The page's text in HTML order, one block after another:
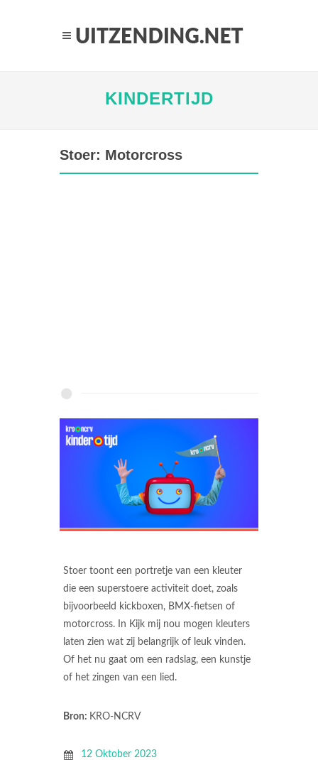
KINDERTIJD
Stoer: Motorcross
Stoer toont een portretje van een kleuter
die een superstoere activiteit doet, zoals
bijvoorbeeld kickboxen, BMX-fietsen of
motorcross. In Kijk mij nou mogen kleuters
laten zien wat zij belangrijk of leuk vinden.
Of het nu gaat om een radslag, een kunstje
of het zingen van een lied.
Bron: KRO-NCRV
12 Oktober 2023